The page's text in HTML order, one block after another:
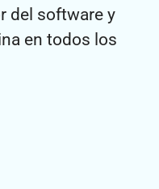
del software y
en todos los